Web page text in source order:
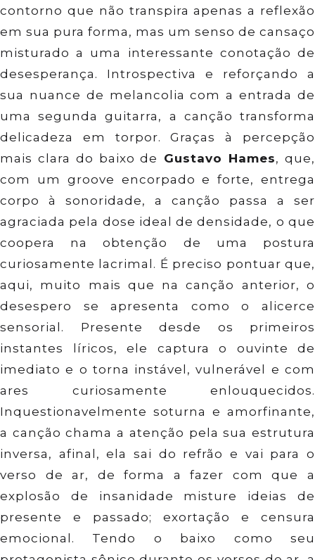
contorno que não transpira apenas a reflexão
em sua pura forma, mas um senso de cansaço
misturado a uma interessante conotação de
desesperança. Introspectiva e reforçando a
sua nuance de melancolia com a entrada de
uma segunda guitarra, a canção transforma
delicadeza em torpor. Graças à percepção
mais clara do baixo de Gustavo Hames, que,
com um groove encorpado e forte, entrega
corpo à sonoridade, a canção passa a ser
agraciada pela dose ideal de densidade, o que
coopera na obtenção de uma postura
curiosamente lacrimal. É preciso pontuar que,
aqui, muito mais que na canção anterior, o
desespero se apresenta como o alicerce
sensorial. Presente desde os primeiros
instantes líricos, ele captura o ouvinte de
imediato e o torna instável, vulnerável e com
ares curiosamente enlouquecidos.
Inquestionavelmente soturna e amorfinante,
a canção chama a atenção pela sua estrutura
inversa, afinal, ela sai do refrão e vai para o
verso de ar, de forma a fazer com que a
explosão de insanidade misture ideias de
presente e passado; exortação e censura
emocional. Tendo o baixo como seu